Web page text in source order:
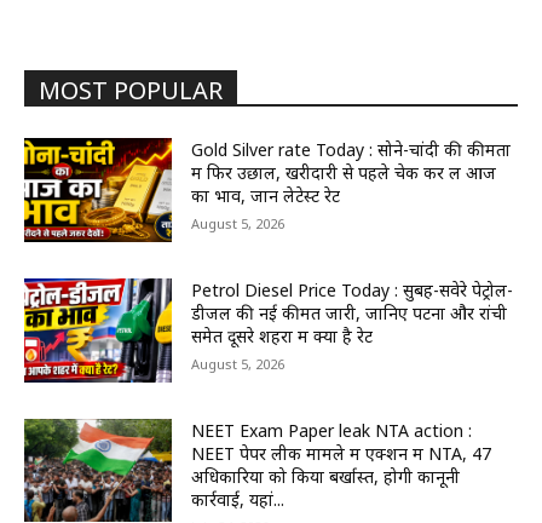
MOST POPULAR
Gold Silver rate Today : सोने-चांदी की कीमतों
में फिर उछाल, खरीदारी से पहले चेक कर लें आज
का भाव, जानें लेटेस्ट रेट
August 5, 2026
Petrol Diesel Price Today : सुबह-सवेरे पेट्रोल-
डीजल की नई कीमतें जारी, जानिए पटना और रांची
समेत दूसरे शहरों में क्या है रेट
August 5, 2026
NEET Exam Paper leak NTA action :
NEET पेपर लीक मामले में एक्शन में NTA, 47
अधिकारियों को किया बर्खास्त, होगी कानूनी
कार्रवाई, यहां...